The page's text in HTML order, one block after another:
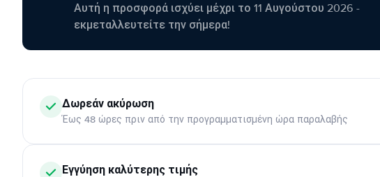
Αυτή η προσφορά ισχύει μέχρι το 11 Αυγούστου 2026 -
εκμεταλλευτείτε την σήμερα!
Δωρεάν ακύρωση
Έως 48 ώρες πριν από την προγραμματισμένη ώρα παραλαβής
Εγγύηση καλύτερης τιμής